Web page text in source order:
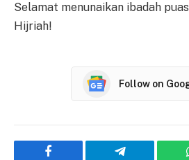
Selamat menunaikan ibadah
Hijriah!
Follow on